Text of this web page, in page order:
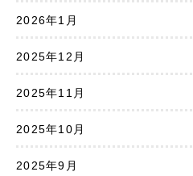
2026年1月
2025年12月
2025年11月
2025年10月
2025年9月